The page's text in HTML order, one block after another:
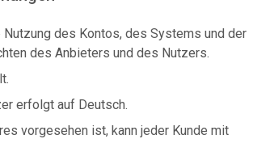
des Kontos, des Systems und der
des Anbieters und des Nutzers.
erfolgt auf Deutsch.
vorgesehen ist, kann jeder Kunde mit